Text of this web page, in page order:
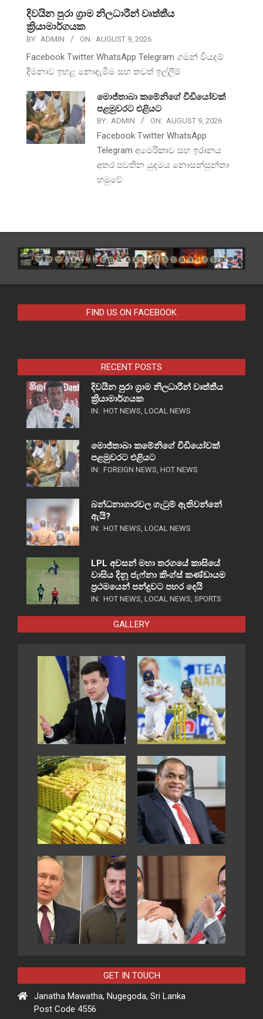
දිවයින පුරා ග්‍රාම නිලධාරීන් වෘත්තීය
ක්‍රියාමාර්ගයක
BY: ADMIN ON: AUGUST 9, 2026
Facebook Twitter WhatsApp Telegram ගමන් වියදම්
දීමනාව ඉහළ නොදැමීම සහ තවත් ඉල්ලීම්
මොජ්තාබා කමේනිගේ වීඩියෝවක්
පළමුවරට එළියට
BY: ADMIN ON: AUGUST 9, 2026
Facebook Twitter WhatsApp
Telegram අමෙරිකාව සහ ඉරානය
අතර පවතින යුදමය නොසන්සුන්තා
හමුවේ
FIND US ON FACEBOOK
RECENT POSTS
දිවයින පුරා ග්‍රාම නිලධාරීන් වෘත්තීය
ක්‍රියාමාර්ගයක
IN: HOT NEWS, LOCAL NEWS
මොජ්තාබා කමේනිගේ වීඩියෝවක්
පළමුවරට එළියට
IN: FOREIGN NEWS, HOT NEWS
බන්ධනාගාරවල ගැටුම් ඇතිවන්නේ
ඇයි?
IN: HOT NEWS, LOCAL NEWS
LPL අවසන් මහා තරගයේ කාසියේ
වාසිය දිනූ ජැෆ්නා කිංග්ස් කණ්ඩායම
ප්‍රථමයෙන් පන්දුවට පහර දෙයි
IN: HOT NEWS, LOCAL NEWS, SPORTS
GALLERY
GET IN TOUCH
Janatha Mawatha, Nugegoda, Sri Lanka
Post Code 4556